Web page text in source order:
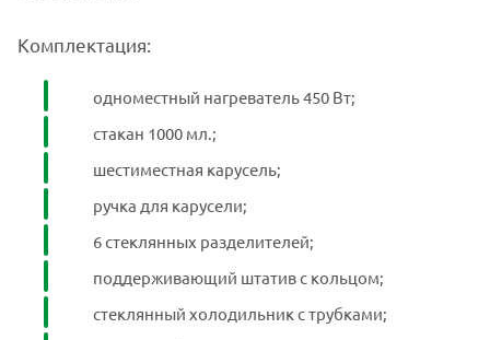
Комплектация:
одноместный нагреватель 450 Вт;
стакан 1000 мл.;
шестиместная карусель;
ручка для карусели;
6 стеклянных разделителей;
поддерживающий штатив с кольцом;
стеклянный холодильник с трубками;